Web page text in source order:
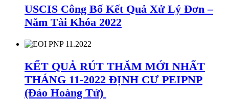
USCIS Công Bố Kết Quả Xử Lý Đơn –
Năm Tài Khóa 2022
KẾT QUẢ RÚT THĂM MỚI NHẤT
THÁNG 11-2022 ĐỊNH CƯ PEIPNP
(Đảo Hoàng Tử)